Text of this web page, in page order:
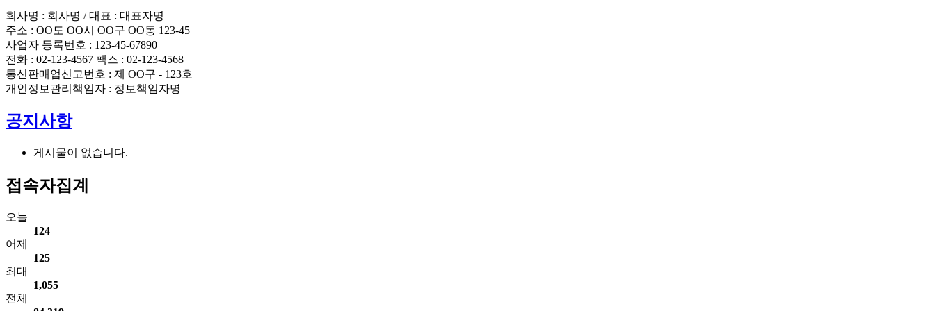
회사명 : 회사명 / 대표 : 대표자명
주소 : OO도 OO시 OO구 OO동 123-45
사업자 등록번호 : 123-45-67890
전화 : 02-123-4567 팩스 : 02-123-4568
통신판매업신고번호 : 제 OO구 - 123호
개인정보관리책임자 : 정보책임자명
공지사항
게시물이 없습니다.
접속자집계
오늘
124
어제
125
최대
1,055
전체